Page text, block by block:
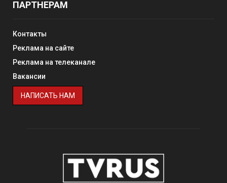
ПАРТНЕРАМ
Контакты
Реклама на сайте
Реклама на телеканале
Вакансии
НАПИСАТЬ НАМ